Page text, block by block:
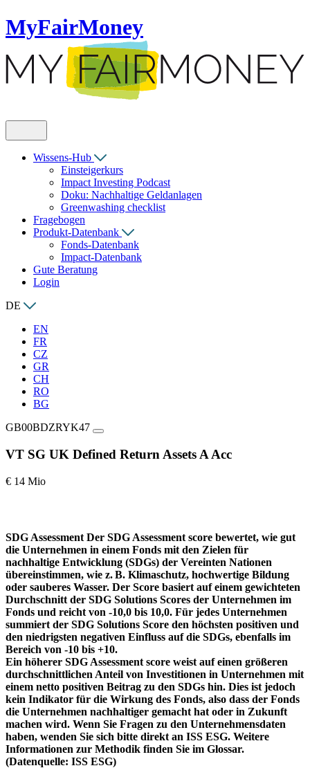
MyFairMoney
Wissens-Hub
Einsteigerkurs
Impact Investing Podcast
Doku: Nachhaltige Geldanlagen
Greenwashing checklist
Fragebogen
Produkt-Datenbank
Fonds-Datenbank
Impact-Datenbank
Gute Beratung
Login
DE
EN
FR
CZ
GR
CH
RO
BG
GB00BDZRYK47
VT SG UK Defined Return Assets A Acc
€ 14 Mio
SDG Assessment Der SDG Assessment score bewertet, wie gut
die Unternehmen in einem Fonds mit den Zielen für
nachhaltige Entwicklung (SDGs) der Vereinten Nationen
übereinstimmen, wie z. B. Klimaschutz, hochwertige Bildung
oder sauberes Wasser. Der Score basiert auf einem gewichteten
Durchschnitt der SDG Solutions Scores der Unternehmen im
Fonds und reicht von -10,0 bis 10,0. Für jedes Unternehmen
summiert der SDG Solutions Score den höchsten positiven und
den niedrigsten negativen Einfluss auf die SDGs, ebenfalls im
Bereich von -10 bis +10.
Ein höherer SDG Assessment score weist auf einen größeren
durchschnittlichen Anteil von Investitionen in Unternehmen mit
einem netto positiven Beitrag zu den SDGs hin. Dies ist jedoch
kein Indikator für die Wirkung des Fonds, also dass der Fonds
die Unternehmen nachhaltiger gemacht hat oder in Zukunft
machen wird. Wenn Sie Fragen zu den Unternehmensdaten
haben, wenden Sie sich bitte direkt an ISS ESG. Weitere
Informationen zur Methodik finden Sie im Glossar.
(Datenquelle: ISS ESG)